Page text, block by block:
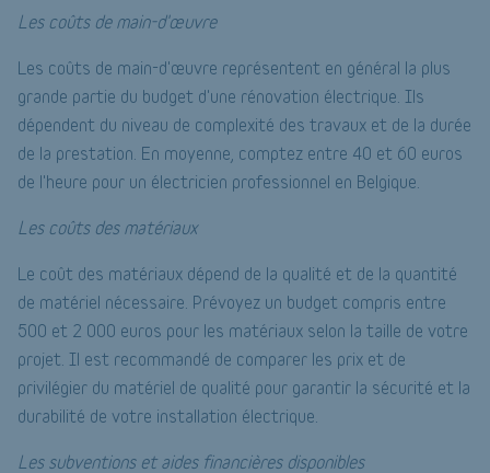
Les coûts de main-d'œuvre
Les coûts de main-d'œuvre représentent en général la plus
grande partie du budget d'une rénovation électrique. Ils
dépendent du niveau de complexité des travaux et de la durée
de la prestation. En moyenne, comptez entre 40 et 60 euros
de l'heure pour un électricien professionnel en Belgique.
Les coûts des matériaux
Le coût des matériaux dépend de la qualité et de la quantité
de matériel nécessaire. Prévoyez un budget compris entre
500 et 2 000 euros pour les matériaux selon la taille de votre
projet. Il est recommandé de comparer les prix et de
privilégier du matériel de qualité pour garantir la sécurité et la
durabilité de votre installation électrique.
Les subventions et aides financières disponibles